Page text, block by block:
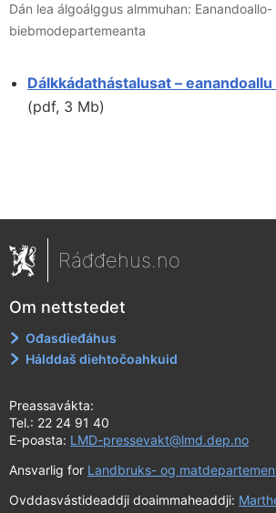
Dán lea álgoálggus almmuhan: Eanandoallo-
biebmodepartemeanta
Dálkkádathástalusat –
(pdf, 3 Mb)
Ráđđehus.no
Om nettstedet
Ođasdieđáhus
Hálddaš diehtočoahkuid
Preassavákta:
Tel.: 22 24 91 40
E-poasta: LMD-pressevakt@lmd.dep.no
Ansvarlig for Landbruks- og
Ovddasvástideaddji doaimmaheaddji: